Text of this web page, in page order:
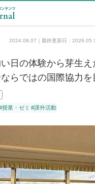
2024.08.07｜最終更新日：
い日の体験から芽生
らではの国際協力を
授業・ゼミ #課外活動